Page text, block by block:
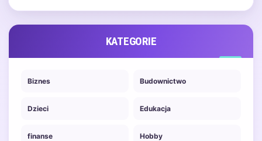
KATEGORIE
Biznes Budownictwo
Dzieci Edukacja
finanse Hobby